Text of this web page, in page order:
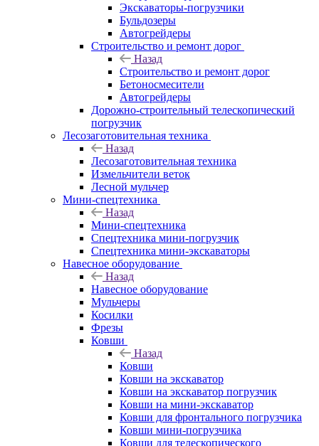
Экскаваторы-погрузчики
Бульдозеры
Автогрейдеры
Строительство и ремонт дорог
Назад
Строительство и ремонт дорог
Бетоносмесители
Автогрейдеры
Дорожно-строительный телескопический
погрузчик
Лесозаготовительная техника
Назад
Лесозаготовительная техника
Измельчители веток
Лесной мульчер
Мини-спецтехника
Назад
Мини-спецтехника
Спецтехника мини-погрузчик
Спецтехника мини-экскаваторы
Навесное оборудование
Назад
Навесное оборудование
Мульчеры
Косилки
Фрезы
Ковши
Назад
Ковши
Ковши на экскаватор
Ковши на экскаватор погрузчик
Ковши на мини-экскаватор
Ковши для фронтального погрузчика
Ковши мини-погрузчика
Ковши для телескопического